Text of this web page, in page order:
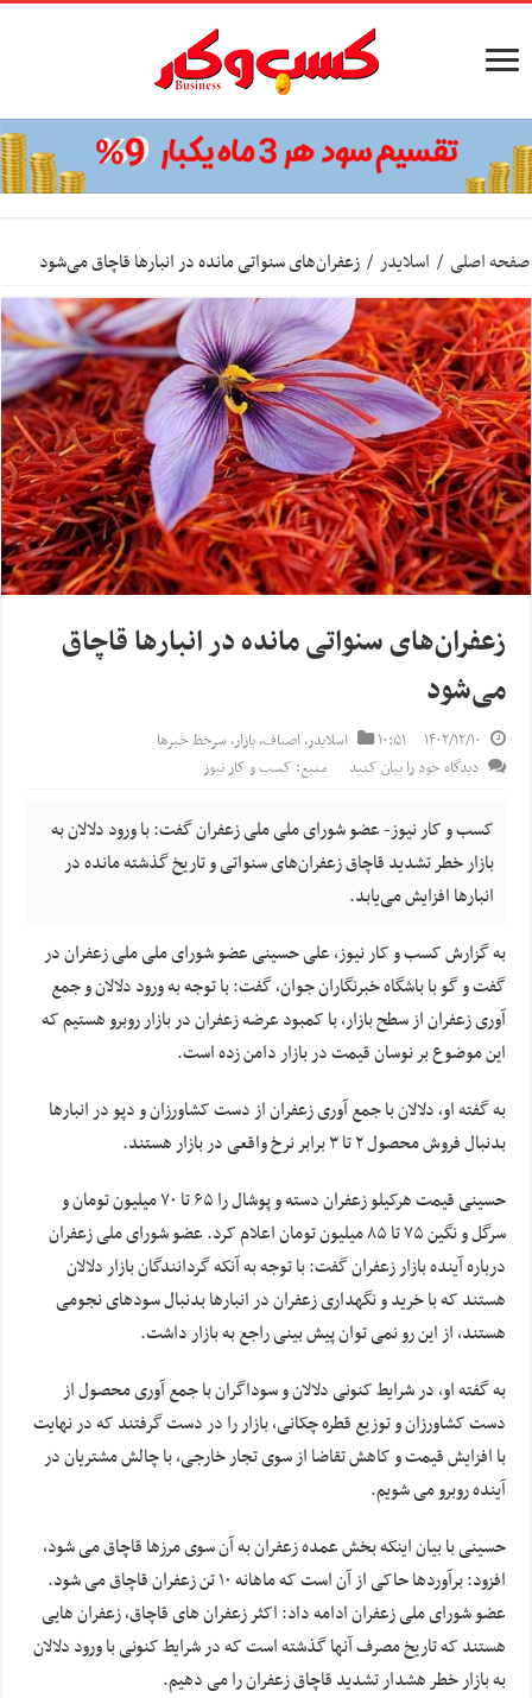
صفحه اصلی / اسلایدر / زعفران‌های سنواتی مانده در انبار‌ها قاچاق می‌شود
زعفران‌های سنواتی مانده در انبار‌ها قاچاق
می‌شود
۱۴۰۲/۱۲/۱۰ ۱۰:۵۱ اسلایدر,اصناف,بازار,سرخط خبرها
دیدگاه خود را بیان کنید
منبع: کسب و کار نیوز
کسب و کار نیوز- عضو شورای ملی ملی زعفران گفت: با ورود دلالان به
بازار خطر تشدید قاچاق زعفران‌های سنواتی و تاریخ گذشته مانده در
انبار‌ها افزایش می‌یابد.
به گزارش کسب و کار نیوز، علی حسینی عضو شورای ملی ملی زعفران در
گفت و گو با باشگاه خبرنگاران جوان، گفت: با توجه به ورود دلالان و جمع
آوری زعفران از سطح بازار، با کمبود عرضه زعفران در بازار روبرو هستیم که
این موضوع بر نوسان قیمت در بازار دامن زده است.
به گفته او، دلالان با جمع آوری زعفران از دست کشاورزان و دپو در انبارها
بدنبال فروش محصول ۲ تا ۳ برابر نرخ واقعی در بازار هستند.
حسینی قیمت هرکیلو زعفران دسته و پوشال را ۶۵ تا ۷۰ میلیون تومان و
سرگل و نگین ۷۵ تا ۸۵ میلیون تومان اعلام کرد. عضو شورای ملی زعفران
درباره آینده بازار زعفران گفت: با توجه به آنکه گردانندگان بازار دلالان
هستند که با خرید و نگهداری زعفران در انبارها بدنبال سودهای نجومی
هستند، از این رو نمی توان پیش بینی راجع به بازار داشت.
به گفته او، در شرایط کنونی دلالان و سوداگران با جمع آوری محصول از
دست کشاورزان و توزیع قطره چکانی، بازار را در دست گرفتند که در نهایت
با افزایش قیمت و کاهش تقاضا از سوی تجار خارجی، با چالش مشتریان در
آینده روبرو می شویم.
حسینی با بیان اینکه بخش عمده زعفران به آن سوی مرزها قاچاق می شود،
افزود: برآوردها حاکی از آن است که ماهانه ۱۰ تن زعفران قاچاق می شود.
عضو شورای ملی زعفران ادامه داد: اکثر زعفران های قاچاق، زعفران هایی
هستند که تاریخ مصرف آنها گذشته است که در شرایط کنونی با ورود دلالان
به بازار خطر هشدار تشدید قاچاق زعفران را می دهیم.